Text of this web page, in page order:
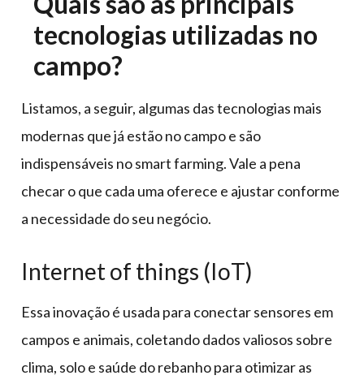
tecnologias utilizadas no
campo?
Listamos, a seguir, algumas das tecnologias mais
modernas que já estão no campo e são
indispensáveis no smart farming. Vale a pena
checar o que cada uma oferece e ajustar conforme
a necessidade do seu negócio.
Internet of things (IoT)
Essa inovação é usada para conectar sensores em
campos e animais, coletando dados valiosos sobre
clima, solo e saúde do rebanho para otimizar as